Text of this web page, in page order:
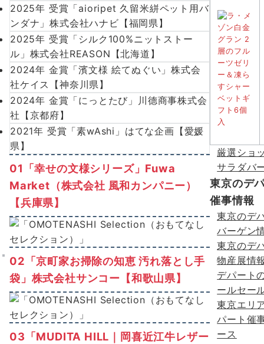
2025年 受賞「aioripet 久留米絣ペット用バ
ンダナ」株式会社ハナビ【福岡県】
2025年 受賞「シルク100%ニットストー
ル」株式会社REASON【北海道】
2024年 金賞「濱文様 絵てぬぐい」株式会
社ケイス【神奈川県】
2024年 金賞「にっとたび」川德商事株式会
社【京都府】
2021年 受賞「素wAshi」はてな企画【愛媛
県】
01「幸せの文様シリーズ」Fuwa
Market（株式会社 風和カンパニー）
【兵庫県】
02「京町家お掃除の知恵 汚れ落とし手
袋」株式会社サンコー【和歌山県】
03「MUDITA HILL｜岡喜近江牛レザー
厳選ショ
サラダバ
東京のデ
催事情報
東京のデ
バーゲン
東京のデ
物産展情
デパート
ールセー
東京エリ
パート催
ース